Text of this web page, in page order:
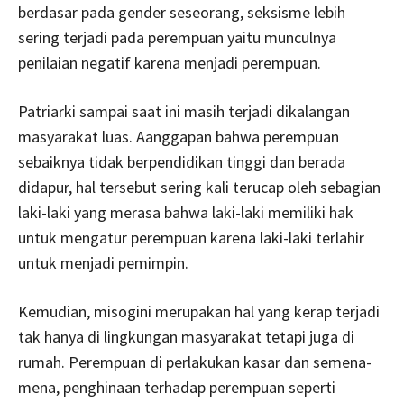
berdasar pada gender seseorang, seksisme lebih
sering terjadi pada perempuan yaitu munculnya
penilaian negatif karena menjadi perempuan.
Patriarki sampai saat ini masih terjadi dikalangan
masyarakat luas. Aanggapan bahwa perempuan
sebaiknya tidak berpendidikan tinggi dan berada
didapur, hal tersebut sering kali terucap oleh sebagian
laki-laki yang merasa bahwa laki-laki memiliki hak
untuk mengatur perempuan karena laki-laki terlahir
untuk menjadi pemimpin.
Kemudian, misogini merupakan hal yang kerap terjadi
tak hanya di lingkungan masyarakat tetapi juga di
rumah. Perempuan di perlakukan kasar dan semena-
mena, penghinaan terhadap perempuan seperti